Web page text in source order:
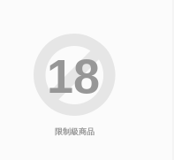
限制級商品
18